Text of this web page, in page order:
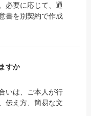
必要に応じて、通
書を別契約で作成
すか
いは、ご本人が行
伝え方、簡易な文